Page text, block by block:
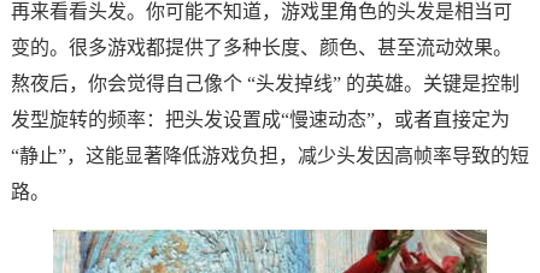
再来看看头发。你可能不知道，游戏里角色的头发是相当可
变的。很多游戏都提供了多种长度、颜色、甚至流动效果。
熬夜后，你会觉得自己像个 “头发掉线” 的英雄。关键是控制
发型旋转的频率：把头发设置成“慢速动态”，或者直接定为
“静止”，这能显著降低游戏负担，减少头发因高帧率导致的短
路。